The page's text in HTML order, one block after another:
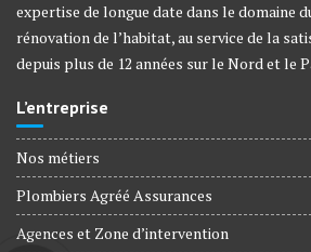
expertise de longue date dans le domaine
rénovation de l’habitat, au service de la
depuis plus de 12 années sur le Nord et le
L’entreprise
Nos métiers
Plombiers Agréé Assurances
Agences et Zone d’intervention